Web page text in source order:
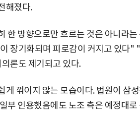
해졌다.
한 방향으로만 흐르는 것은 아니라는
장기화되며 피로감이 커지고 있다"
론도 제기되고 있다.
게 꺾이지 않는 모습이다. 법원이 삼
부 인용했음에도 노조 측은 예정대